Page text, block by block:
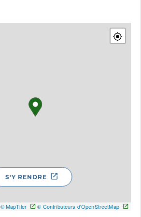
© MapTiler © Contributeurs d'OpenStreetMap
S'Y RENDRE